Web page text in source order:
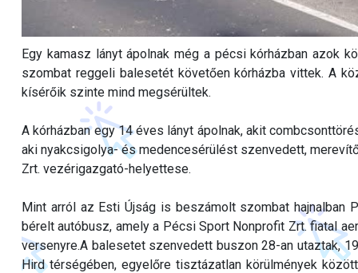
Egy kamasz lányt ápolnak még a pécsi kórházban azok
szombat reggeli balesetét követően kórházba vittek. A
kísérőik szinte mind megsérültek.
A kórházban egy 14 éves lányt ápolnak, akit
aki nyakcsigolya- és medencesérülést szenvedett,
Zrt. vezérigazgató-helyettese.
Mint arról az Esti Újság is beszámolt szombat
bérelt autóbusz, amely a Pécsi Sport Nonprofit Zrt. fiatal
versenyre.A balesetet szenvedett buszon 28-an utaztak,
Hird térségében, egyelőre tisztázatlan körülmények